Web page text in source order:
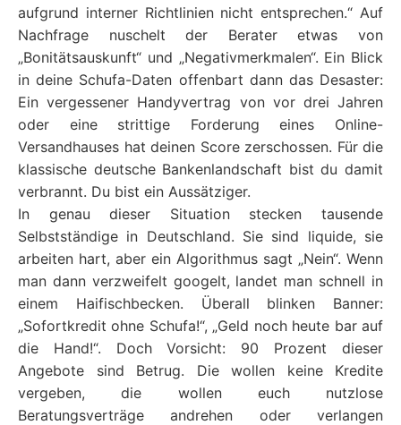
aufgrund interner Richtlinien nicht entsprechen.“ Auf
Nachfrage nuschelt der Berater etwas von
„Bonitätsauskunft“ und „Negativmerkmalen“. Ein Blick
in deine Schufa-Daten offenbart dann das Desaster:
Ein vergessener Handyvertrag von vor drei Jahren
oder eine strittige Forderung eines Online-
Versandhauses hat deinen Score zerschossen. Für die
klassische deutsche Bankenlandschaft bist du damit
verbrannt. Du bist ein Aussätziger.
In genau dieser Situation stecken tausende
Selbstständige in Deutschland. Sie sind liquide, sie
arbeiten hart, aber ein Algorithmus sagt „Nein“. Wenn
man dann verzweifelt googelt, landet man schnell in
einem Haifischbecken. Überall blinken Banner:
„Sofortkredit ohne Schufa!“, „Geld noch heute bar auf
die Hand!“. Doch Vorsicht: 90 Prozent dieser
Angebote sind Betrug. Die wollen keine Kredite
vergeben, die wollen euch nutzlose
Beratungsverträge andrehen oder verlangen